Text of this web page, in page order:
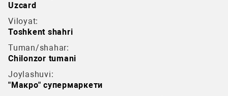
Uzcard
Viloyat:
Toshkent shahri
Tuman/shahar:
Chilonzor tumani
Joylashuvi:
"Макро" супермаркети